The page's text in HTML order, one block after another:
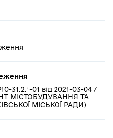
31.2.1-01 від 2021-03-04 /
МІСТОБУДУВАННЯ ТА
МІСЬКОЇ РАДИ)